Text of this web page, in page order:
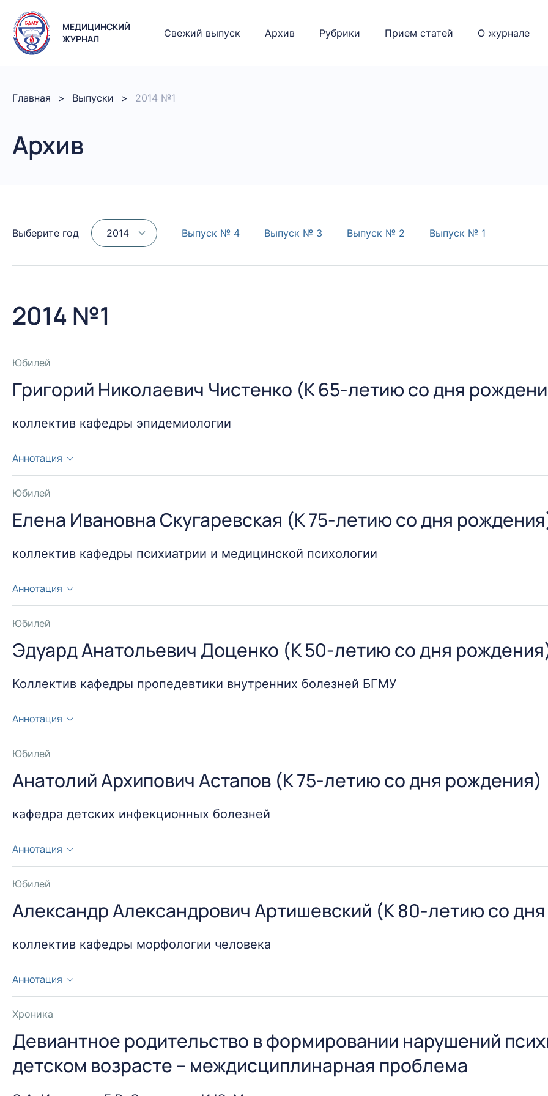
МЕДИЦИНСКИЙ
ЖУРНАЛ
Свежий выпуск Архив Рубрики Прием статей О журнале
Главная Выпуски 2014 №1
Архив
Выберите год 2014 Выпуск № 4 Выпуск № 3 Выпуск № 2 Выпуск № 1
2014 №1
Юбилей
Григорий Николаевич Чистенко (К 65-летию со дня
коллектив кафедры эпидемиологии
Аннотация
29 ноября 2013 года исполнилось 65 лет заведующему кафедрой эпидемиологии БГМУ, доктору
Чистенко.
Юбилей
Елена Ивановна Скугаревская (К 75-летию со дня
коллектив кафедры психиатрии и медицинской психологии
Аннотация
Середина декабря 2013 года связана со знаменательным событием – 75-летним юбилеем доктора
медицинской психологии Белорусского государственного медицинского университета СКУГАРЕВСКОЙ
Юбилей
Эдуард Анатольевич Доценко (К 50-летию со дня
Коллектив кафедры пропедевтики внутренних болезней БГМУ
Аннотация
12 ноября 2013 года исполнилось 50 лет со дня рождения доктора медицинских наук, профессора
Анатольевича Доценко.
Юбилей
Анатолий Архипович Астапов (К 75-летию со дня рождения)
кафедра детских инфекционных болезней
Аннотация
14 ноября 2013 года исполнилось 75 лет зав. кафедрой детских инфекционных болезней, доктору
Астапову.
Юбилей
Александр Александрович Артишевский (К 80-летию со
коллектив кафедры морфологии человека
Аннотация
30 ноября 2013 года кафедра морфологии человека отметила юбилей доктора медицинских наук
Хроника
Девиантное родительство в формировании нарушений
детском возрасте – междисциплинарная проблема